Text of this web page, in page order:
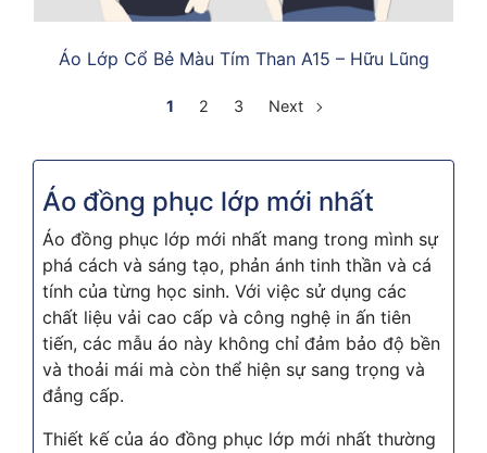
Áo Lớp Cổ Bẻ Màu Tím Than A15 – Hữu Lũng
1 2 3 Next
Áo đồng phục lớp mới nhất
Áo đồng phục lớp mới nhất mang trong mình sự
phá cách và sáng tạo, phản ánh tinh thần và cá
tính của từng học sinh. Với việc sử dụng các
chất liệu vải cao cấp và công nghệ in ấn tiên
tiến, các mẫu áo này không chỉ đảm bảo độ bền
và thoải mái mà còn thể hiện sự sang trọng và
đẳng cấp.
Thiết kế của áo đồng phục lớp mới nhất thường